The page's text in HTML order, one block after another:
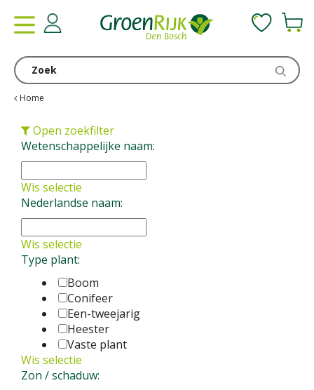
Home
Open zoekfilter
Wetenschappelijke naam:
Wis selectie
Nederlandse naam:
Wis selectie
Type plant:
Boom
Conifeer
Een-tweejarig
Heester
Vaste plant
Wis selectie
Zon / schaduw: